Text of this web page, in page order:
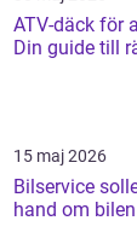
ATV-däck för
Din guide till
15 maj 2026
Bilservice
hand om